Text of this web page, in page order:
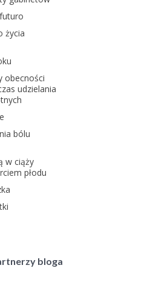
życia
obecności
udzielania
bólu
w ciąży
płodu
bloga